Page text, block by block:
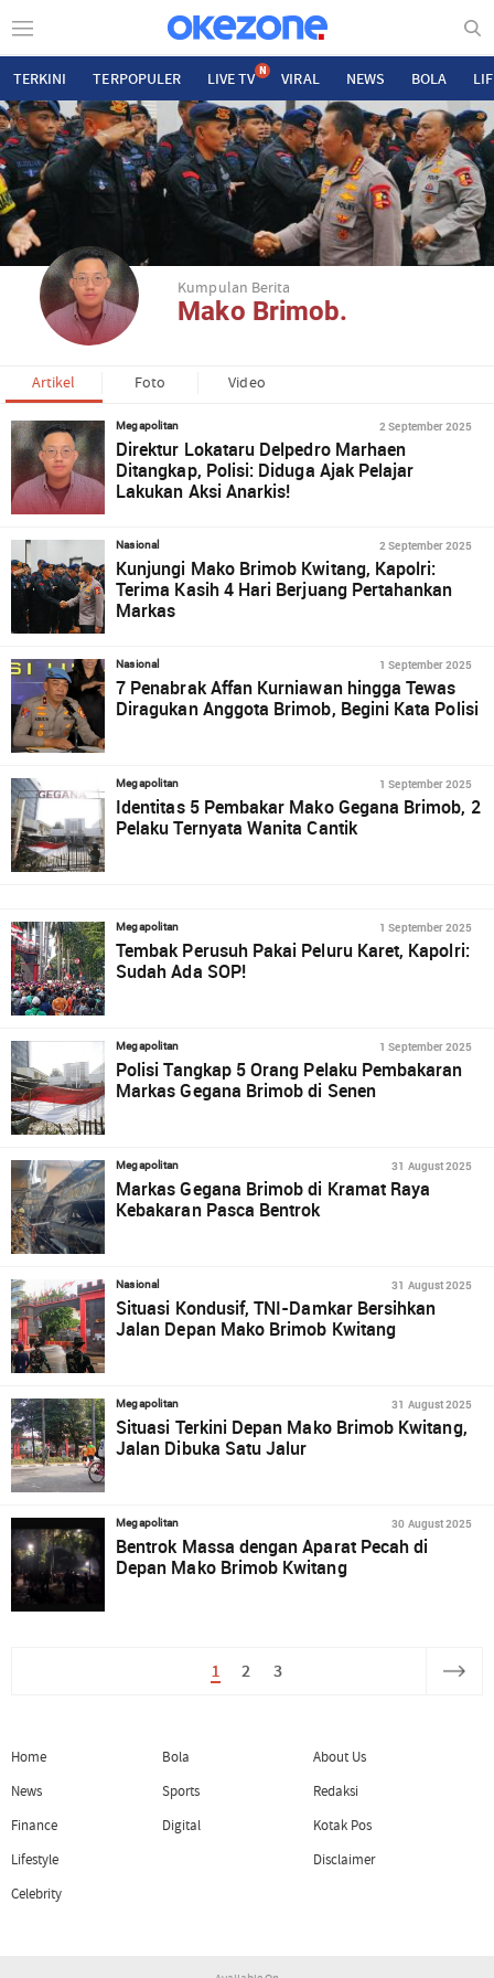
TERKINI TERPOPULER LIVE TV N VIRAL NEWS BOLA
Kumpulan Berita
Mako Brimob.
Artikel Foto Video
Megapolitan 2 September 2025
Direktur Lokataru Delpedro Marhaen
Ditangkap, Polisi: Diduga Ajak Pelajar
Lakukan Aksi Anarkis!
Nasional 2 September 2025
Kunjungi Mako Brimob Kwitang, Kapolri:
Terima Kasih 4 Hari Berjuang Pertahankan
Markas
Nasional 1 September 2025
7 Penabrak Affan Kurniawan hingga Tewas
Diragukan Anggota Brimob, Begini Kata Polisi
Megapolitan 1 September 2025
Identitas 5 Pembakar Mako Gegana Brimob, 2
Pelaku Ternyata Wanita Cantik
Megapolitan 1 September 2025
Tembak Perusuh Pakai Peluru Karet, Kapolri:
Sudah Ada SOP!
Megapolitan 1 September 2025
Polisi Tangkap 5 Orang Pelaku Pembakaran
Markas Gegana Brimob di Senen
Megapolitan 31 August 2025
Markas Gegana Brimob di Kramat Raya
Kebakaran Pasca Bentrok
Nasional 31 August 2025
Situasi Kondusif, TNI-Damkar Bersihkan
Jalan Depan Mako Brimob Kwitang
Megapolitan 31 August 2025
Situasi Terkini Depan Mako Brimob Kwitang,
Jalan Dibuka Satu Jalur
Megapolitan 30 August 2025
Bentrok Massa dengan Aparat Pecah di
Depan Mako Brimob Kwitang
1 2 3
Home
News
Finance
Lifestyle
Celebrity
Bola
Sports
Digital
About Us
Redaksi
Kotak Pos
Disclaimer